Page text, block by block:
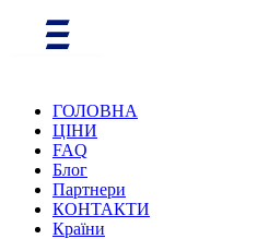
ГОЛОВНА
ЦІНИ
FAQ
Блог
Партнери
КОНТАКТИ
Країни